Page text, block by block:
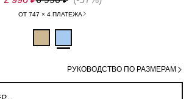
ОТ 747 × 4 ПЛАТЕЖА
РУКОВОДСТВО ПО РАЗМЕРАМ